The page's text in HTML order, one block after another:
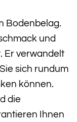
Bodenbelag.
und
Er verwandelt
sich rundum
können.
die
Ihnen